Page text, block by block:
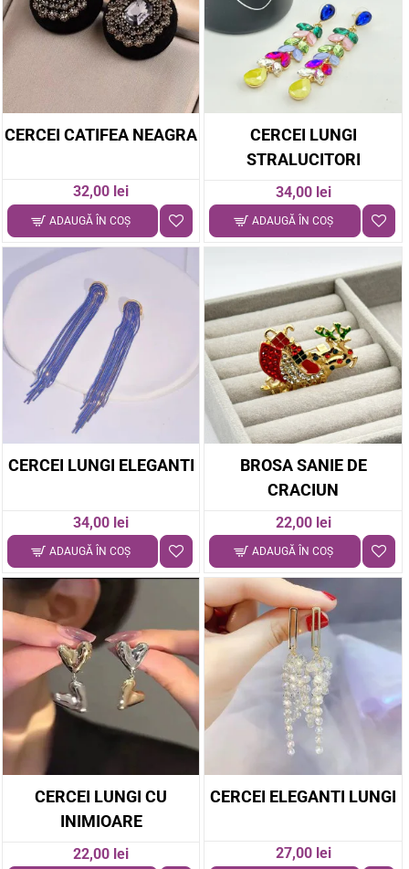
CERCEI CATIFEA NEAGRA
32,00 lei
ADAUGĂ ÎN COŞ
CERCEI LUNGI
STRALUCITORI
34,00 lei
ADAUGĂ ÎN COŞ
CERCEI LUNGI ELEGANTI
34,00 lei
ADAUGĂ ÎN COŞ
BROSA SANIE DE
CRACIUN
22,00 lei
ADAUGĂ ÎN COŞ
CERCEI LUNGI CU
INIMIOARE
22,00 lei
CERCEI ELEGANTI LUNGI
27,00 lei